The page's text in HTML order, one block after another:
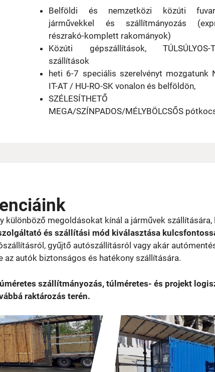
Belföldi és nemzetközi közúti
járművekkel és szállítmányozás
részrakó-komplett rakományok)
Közúti gépszállítások, TÚLSÚLYOS-
szállítások
heti 6-7 speciális szerelvényt mozgatunk
IT-AT / HU-RO-SK vonalon és belföldön,
SZÉLESÍTHETŐ
MEGA/SZÍNPADOS/MÉLYBÖLCSŐS
különböző megoldásokat kínál a járművek szállítására,
és szállítási mód kiválasztása
gyűjtő autószállításról vagy akár
autók biztonságos és hatékony szállítására.
szállítmányozás, túlméretes- és projekt
raktározás terén.